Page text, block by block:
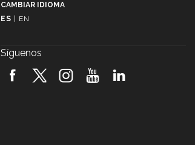
robótica FIRST 2026! (video)
CAMBIAR IDIOMA
ES
EN
Síguenos